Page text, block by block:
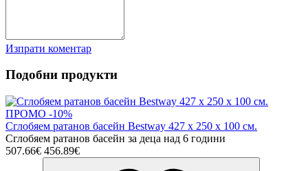
Изпрати коментар
Подобни продукти
ПРОМО -10%
Сглобяем ратанов басейн Bestway 427 x 250 х 100 см.
Сглобяем ратанов басейн за деца над 6 години
507.66€ 456.89€